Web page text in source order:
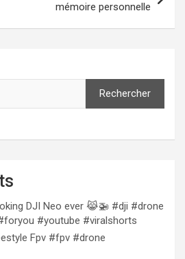
mémoire personnelle
Rechercher
DJI Neo ever 😹🚁 #dji #drone
#youtube #viralshorts
Fpv #fpv #drone